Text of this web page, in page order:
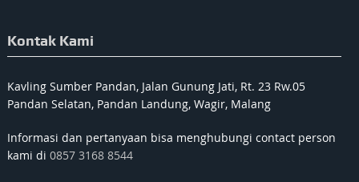
Kontak Kami
Kavling Sumber Pandan, Jalan Gunung Jati, Rt. 23 Rw.05
Pandan Selatan, Pandan Landung, Wagir, Malang
Informasi dan pertanyaan bisa menghubungi contact person
kami di 0857 3168 8544